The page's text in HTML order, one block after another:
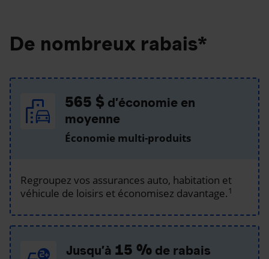
De nombreux rabais*
565 $ d’économie en
moyenne
Économie multi-produits
Regroupez vos assurances auto, habitation et
véhicule de loisirs et économisez davantage.1
Jusqu’à 15 % de rabais